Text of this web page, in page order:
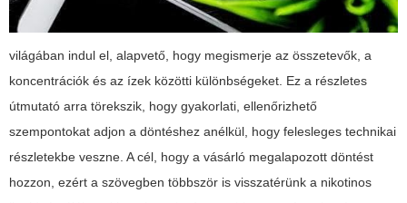
világában indul el, alapvető, hogy megismerje az összetevők, a
koncentrációk és az ízek közötti különbségeket. Ez a részletes
útmutató arra törekszik, hogy gyakorlati, ellenőrizhető
szempontokat adjon a döntéshez anélkül, hogy felesleges technikai
részletekbe veszne. A cél, hogy a vásárló megalapozott döntést
hozzon, ezért a szövegben többször is visszatérünk a nikotinos